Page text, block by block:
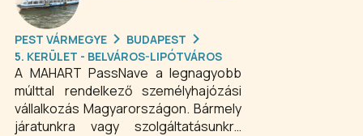
PEST VÁRMEGYE
BUDAPEST
5. KERÜLET - BELVÁROS-LIPÓTVÁROS
A MAHART PassNave a legnagyobb
múlttal rendelkező személyhajózási
vállalkozás Magyarországon. Bármely
járatunkra vagy szolgáltatásunkra